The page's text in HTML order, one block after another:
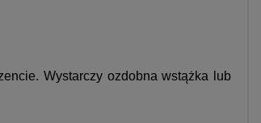
Wystarczy ozdobna wstążka lub